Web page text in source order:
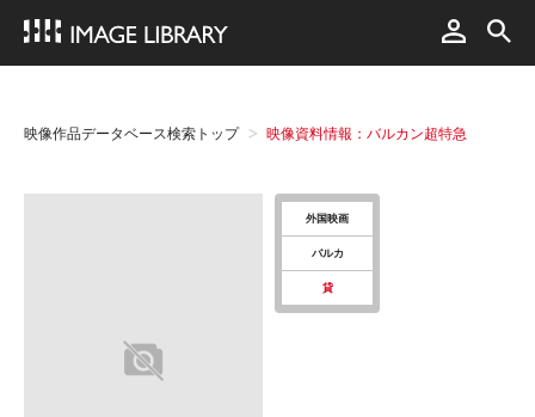
映像作品データベース検索トップ 映像資料情報：バルカン超特急
外国映画
バルカ
貸